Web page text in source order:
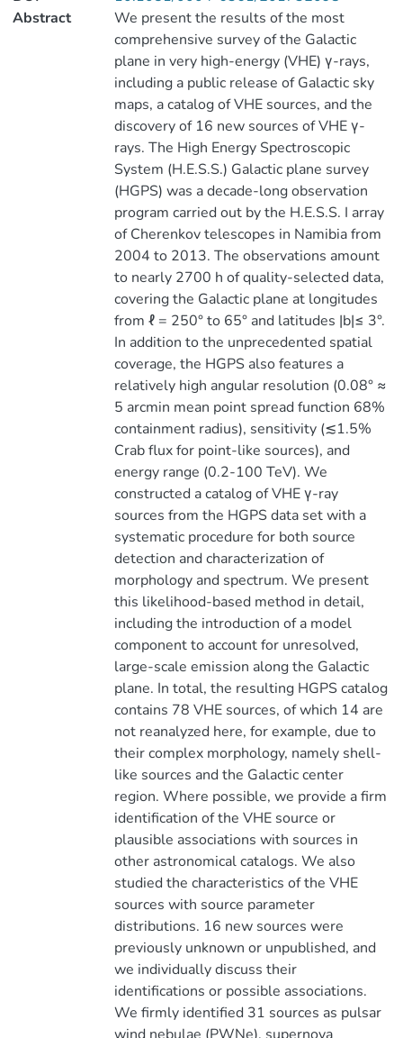
Abstract
We present the results of the most
comprehensive survey of the Galactic
plane in very high-energy (VHE) γ-rays,
including a public release of Galactic sky
maps, a catalog of VHE sources, and the
discovery of 16 new sources of VHE γ-
rays. The High Energy Spectroscopic
System (H.E.S.S.) Galactic plane survey
(HGPS) was a decade-long observation
program carried out by the H.E.S.S. I array
of Cherenkov telescopes in Namibia from
2004 to 2013. The observations amount
to nearly 2700 h of quality-selected data,
covering the Galactic plane at longitudes
from ℓ = 250° to 65° and latitudes |b|≤ 3°.
In addition to the unprecedented spatial
coverage, the HGPS also features a
relatively high angular resolution (0.08° ≈
5 arcmin mean point spread function 68%
containment radius), sensitivity (≲1.5%
Crab flux for point-like sources), and
energy range (0.2-100 TeV). We
constructed a catalog of VHE γ-ray
sources from the HGPS data set with a
systematic procedure for both source
detection and characterization of
morphology and spectrum. We present
this likelihood-based method in detail,
including the introduction of a model
component to account for unresolved,
large-scale emission along the Galactic
plane. In total, the resulting HGPS catalog
contains 78 VHE sources, of which 14 are
not reanalyzed here, for example, due to
their complex morphology, namely shell-
like sources and the Galactic center
region. Where possible, we provide a firm
identification of the VHE source or
plausible associations with sources in
other astronomical catalogs. We also
studied the characteristics of the VHE
sources with source parameter
distributions. 16 new sources were
previously unknown or unpublished, and
we individually discuss their
identifications or possible associations.
We firmly identified 31 sources as pulsar